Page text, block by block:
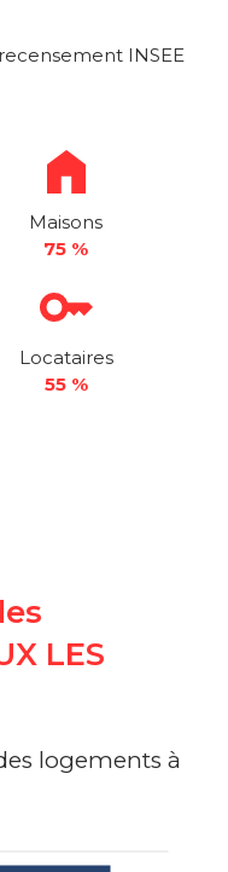
INSEE
Maisons
75 %
Locataires
55 %
LES
logements à